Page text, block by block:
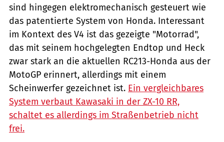
sind hingegen elektromechanisch gesteuert wie
das patentierte System von Honda. Interessant
im Kontext des V4 ist das gezeigte "Motorrad",
das mit seinem hochgelegten Endtop und Heck
zwar stark an die aktuellen RC213-Honda aus der
MotoGP erinnert, allerdings mit einem
Scheinwerfer gezeichnet ist. Ein vergleichbares
System verbaut Kawasaki in der ZX-10 RR,
schaltet es allerdings im Straßenbetrieb nicht
frei.